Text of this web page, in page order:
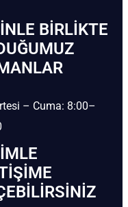
BIRLIKTE
– Cuma: 8:00–